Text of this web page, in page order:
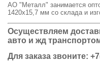
АО "Металл" занимается
1420х15,7 мм со склада и
Осуществляем
авто и жд
Для заказа звоните: